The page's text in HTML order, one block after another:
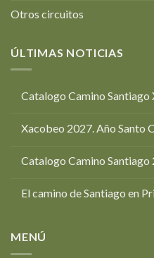
Otros circuitos
ÚLTIMAS NOTICIAS
Catalogo Camino
Xacobeo 2027. Año Santo
Catalogo Camino Santiago
El camino de Santiago en
MENÚ